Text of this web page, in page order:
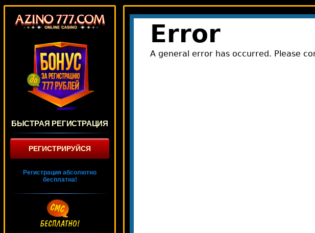
БЫСТРАЯ РЕГИСТРАЦИЯ
РЕГИСТРИРУЙСЯ
Регистрация абсолютно
бесплатна!